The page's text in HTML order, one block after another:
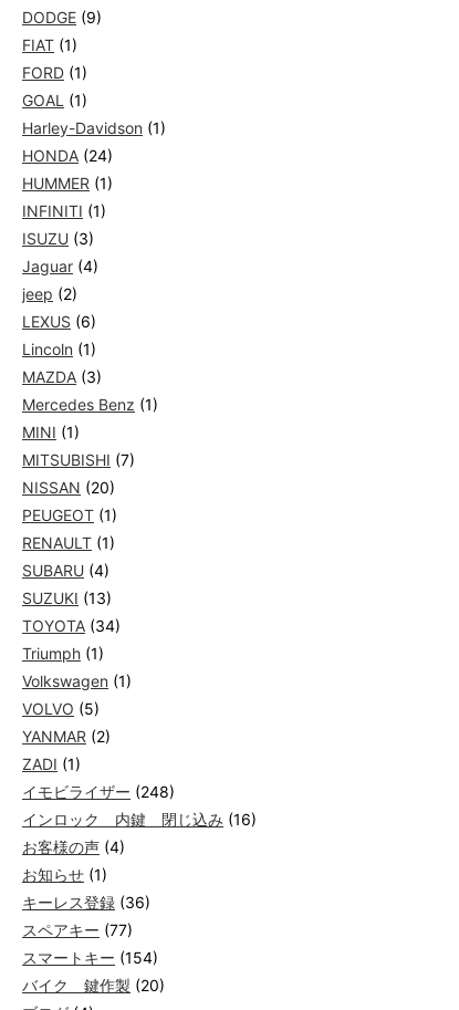
DODGE (9)
FIAT (1)
FORD (1)
GOAL (1)
Harley-Davidson (1)
HONDA (24)
HUMMER (1)
INFINITI (1)
ISUZU (3)
Jaguar (4)
jeep (2)
LEXUS (6)
Lincoln (1)
MAZDA (3)
Mercedes Benz (1)
MINI (1)
MITSUBISHI (7)
NISSAN (20)
PEUGEOT (1)
RENAULT (1)
SUBARU (4)
SUZUKI (13)
TOYOTA (34)
Triumph (1)
Volkswagen (1)
VOLVO (5)
YANMAR (2)
ZADI (1)
イモビライザー (248)
インロック 内鍵 閉じ込み (16)
お客様の声 (4)
お知らせ (1)
キーレス登録 (36)
スペアキー (77)
スマートキー (154)
バイク 鍵作製 (20)